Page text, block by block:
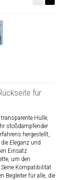
für
Hülle,
stoßdämpfender
hergestellt,
Eleganz und
Einsatz
um den
Kompatibilität
Begleiter für alle, die